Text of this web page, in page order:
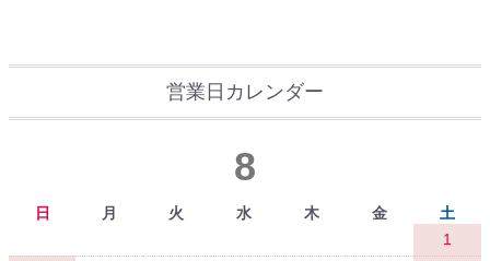
営業日カレンダー
8
日 月 火 水 木 金
土
1